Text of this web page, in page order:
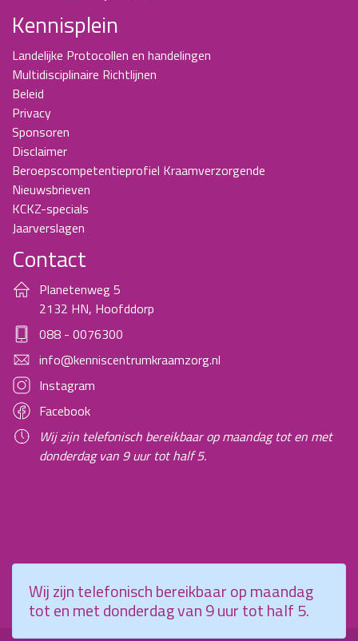
Kennisplein
Landelijke Protocollen en handelingen
Multidisciplinaire Richtlijnen
Beleid
Privacy
Sponsoren
Disclaimer
Beroepscompetentieprofiel Kraamverzorgende
Nieuwsbrieven
KCKZ-specials
Jaarverslagen
Contact
Planetenweg 5
2132 HN, Hoofddorp
088 - 0076300
info@kenniscentrumkraamzorg.nl
Instagram
Facebook
Wij zijn telefonisch bereikbaar op maandag tot en met
donderdag van 9 uur tot half 5.
Wij zijn telefonisch bereikbaar op maandag
tot en met donderdag van 9 uur tot half 5.